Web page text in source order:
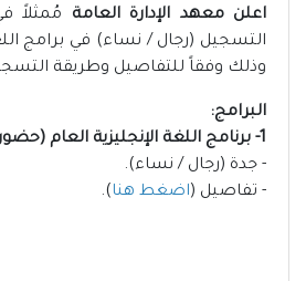
اعلن معهد الإدارة العامة مُمثلاً
وذلك وفقاً للتفاصيل وطريقة
البرامج:
1- برنامج اللغة الإنجليزية العام (حضوري):
- جدة (رجال / نساء).
- تفاصيل (اضغط هنا).